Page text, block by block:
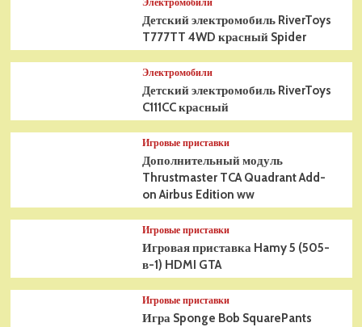
Детский электромобиль RiverToys
T777TT 4WD красный Spider
Электромобили
Детский электромобиль RiverToys
C111CC красный
Игровые приставки
Дополнительный модуль
Thrustmaster TCA Quadrant Add-
on Airbus Edition ww
Игровые приставки
Игровая приставка Hamy 5 (505-
в-1) HDMI GTA
Игровые приставки
Игра Sponge Bob SquarePants